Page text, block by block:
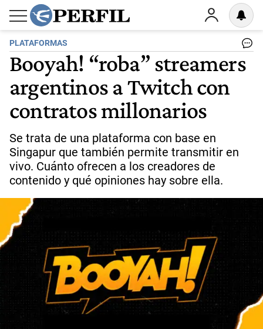
PLATAFORMAS
Booyah! “roba” streamers
argentinos a Twitch con
contratos millonarios
Se trata de una plataforma con base en
Singapur que también permite transmitir en
vivo. Cuánto ofrecen a los creadores de
contenido y qué opiniones hay sobre ella.